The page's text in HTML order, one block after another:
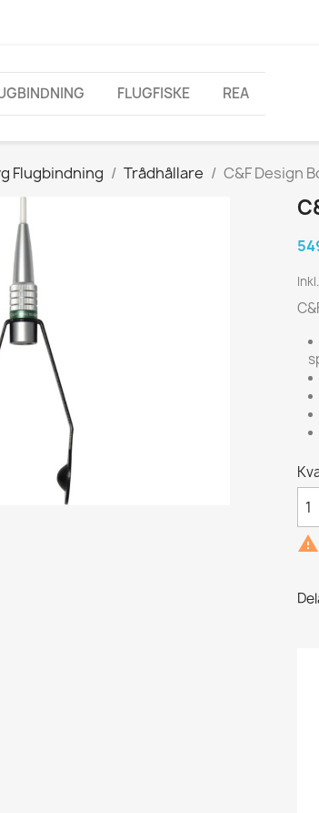
FLUGFISKE REA
Flugbindning Trådhållare C&F Design
